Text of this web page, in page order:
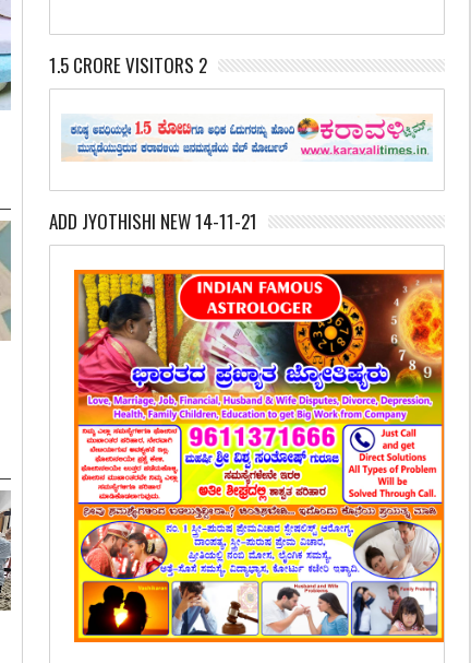
1.5 CRORE VISITORS 2
ADD JYOTHISHI NEW 14-11-21